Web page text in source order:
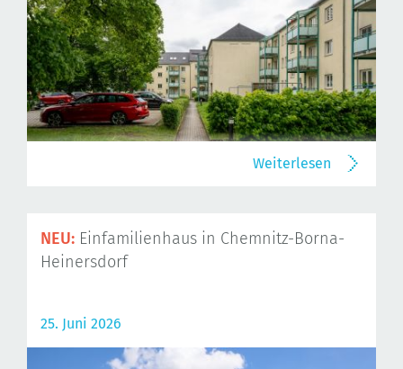
Weiterlesen
NEU: Einfamilienhaus in Chemnitz-Borna-
Heinersdorf
25. Juni 2026